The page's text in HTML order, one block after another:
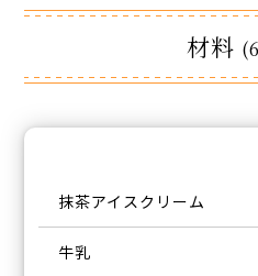
材料
抹茶アイスクリーム
牛乳